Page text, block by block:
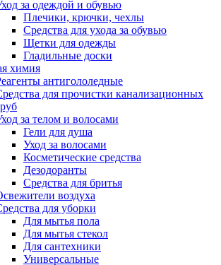
за одеждой и обувью
Плечики, крючки, чехлы
Средства для ухода за обувью
Щетки для одежды
Гладильные доски
химия
антигололедные
для прочистки канализационных
за телом и волосами
Гели для душа
Уход за волосами
Косметические средства
Дезодоранты
Средства для бритья
воздуха
для уборки
Для мытья пола
Для мытья стекол
Для сантехники
Универсальные